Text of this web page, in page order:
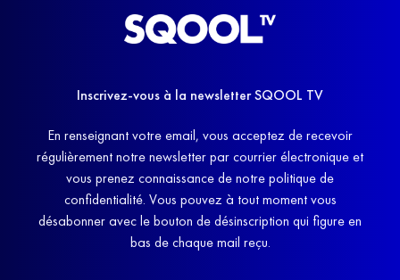
Inscrivez-vous à la newsletter SQOOL TV
En renseignant votre email, vous acceptez de recevoir
régulièrement notre newsletter par courrier électronique et
vous prenez connaissance de notre politique de
confidentialité. Vous pouvez à tout moment vous
désabonner avec le bouton de désinscription qui figure en
bas de chaque mail reçu.